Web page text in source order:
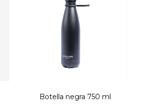
Botella negra 750 ml